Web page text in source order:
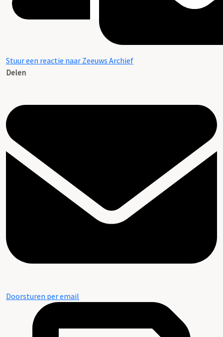
Stuur een reactie naar Zeeuws Archief
Delen
Doorsturen per email